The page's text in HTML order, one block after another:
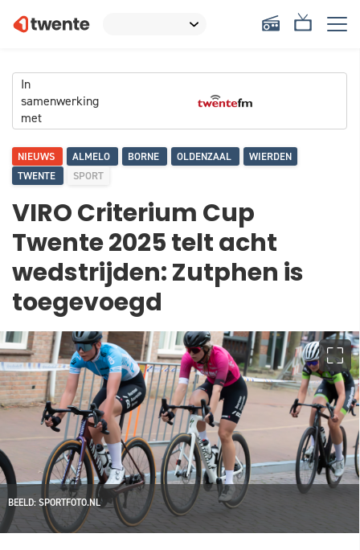
In
samenwerking
met
NIEUWS ALMELO BORNE OLDENZAAL
WIERDEN
TWENTE
SPORT
VIRO Criterium Cup
Twente 2025 telt acht
wedstrijden: Zutphen is
toegevoegd
BEELD: SPORTFOTO.NL